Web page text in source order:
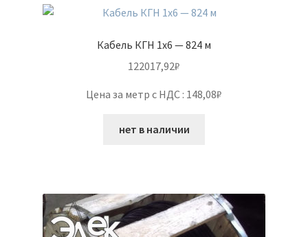
Кабель КГН 1х6 — 824 м
122017,92₽
Цена за метр с НДС : 148,08₽
нет в наличии